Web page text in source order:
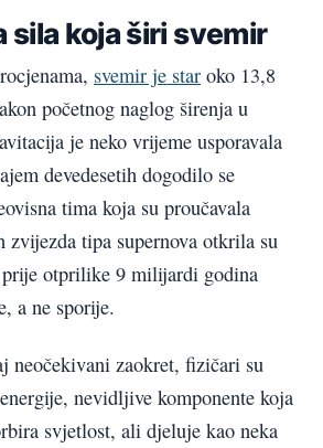
sila koja širi svemir
svemir je star oko 13,8
početnog naglog širenja u
je neko vrijeme usporavala
devedesetih dogodilo se
tima koja su proučavala
zvijezda tipa supernova otkrila su
prije otprilike 9 milijardi godina
a ne sporije.
neočekivani zaokret, fizičari su
nevidljive komponente koja
svjetlost, ali djeluje kao neka